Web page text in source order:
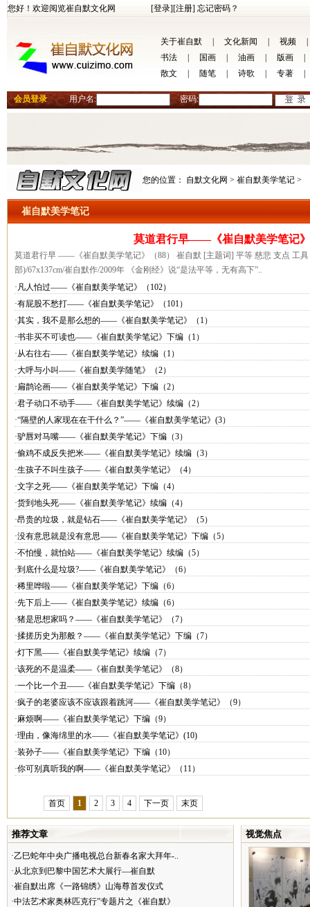
您好！欢迎阅览崔自默文化网 [登录][注册] 忘记密码？
关于崔自默 文化新闻 视频
书法
国画 油画 版画
散文
随笔 诗歌 专著
会员登录 用户名: 密码:
您的位置： 自默文化网 > 崔自默美学笔记 >
崔自默美学笔记
莫道君行早——《崔自默美学笔记
莫道君行早 ——《崔自默美学笔记》（88） 崔自默 [主题词] 平等 慈悲 支点 工
部)/67x137cm/崔自默作/2009年 《金刚经》说“是法平等，无有高下”..
·凡人怕过——《崔自默美学笔记》（102）
·有屁股不愁打——《崔自默美学笔记》（101）
·其实，我不是那么想的——《崔自默美学笔记》（1）
·书非买不可读也——《崔自默美学笔记》下编（1）
·从右往右——《崔自默美学笔记》续编（1）
·大呼与小叫——《崔自默美学随笔》（2）
·扁鹊论画——《崔自默美学笔记》下编（2）
·君子动口不动手——《崔自默美学笔记》续编（2）
·“隔壁的人家现在在干什么？”——《崔自默美学笔记》(3）
·驴唇对马嘴——《崔自默美学笔记》下编（3）
·偷鸡不成反失把米——《崔自默美学笔记》续编（3）
·生孩子不叫生孩子——《崔自默美学笔记》（4）
·文字之死——《崔自默美学笔记》下编（4）
·货到地头死——《崔自默美学笔记》续编（4）
·昂贵的垃圾，就是钻石——《崔自默美学笔记》（5）
·没有意思就是没有意思——《崔自默美学笔记》下编（5）
·不怕慢，就怕站——《崔自默美学笔记》续编（5）
·到底什么是垃圾?——《崔自默美学笔记》（6）
·稀里哗啦——《崔自默美学笔记》下编（6）
·先下后上——《崔自默美学笔记》续编（6）
·猪是思想家吗？——《崔自默美学笔记》（7）
·揉搓历史为那般？——《崔自默美学笔记》下编（7）
·灯下黑——《崔自默美学笔记》续编（7）
·该死的不是温柔——《崔自默美学笔记》（8）
·一个比一个丑——《崔自默美学笔记》下编（8）
·疯子的老婆应该不应该跟着跳河——《崔自默美学笔记》（9）
·麻烦啊——《崔自默美学笔记》下编（9）
·理由，像海绵里的水——《崔自默美学笔记》(10)
·装孙子——《崔自默美学笔记》下编（10）
·你可别真听我的啊——《崔自默美学笔记》（11）
首页 1 2 3 4 下一页 末页
推荐文章
·乙巳蛇年中央广播电视总台新春名家大拜年-..
·从北京到巴黎中国艺术大展行—崔自默
·崔自默出席《一路锦绣》山海尊首发仪式
·中法艺术家奥林匹克行”专题片之《崔自默》
视觉焦点